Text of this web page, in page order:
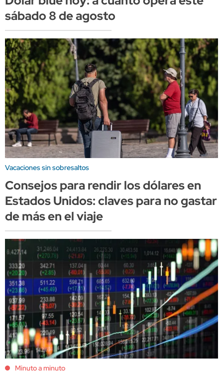
sábado 8 de agosto
Vacaciones sin sobresaltos
Consejos para rendir los dólares en
Estados Unidos: claves para no gastar
de más en el viaje
Minuto a minuto